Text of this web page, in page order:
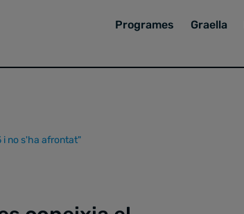
Programes Graella
i no s'ha afrontat"